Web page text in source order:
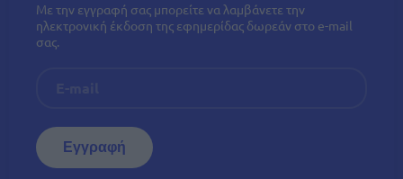
Με την εγγραφή σας μπορείτε να λαμβάνετε την
ηλεκτρονική έκδοση της εφημερίδας δωρεάν στο e-mail
σας.